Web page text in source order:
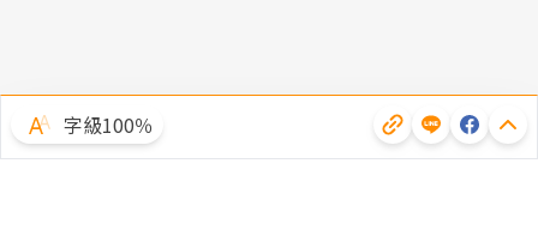
字級100％